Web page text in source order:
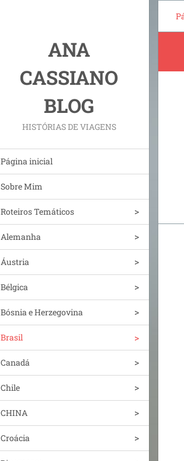
ANA
CASSIANO
BLOG
HISTÓRIAS DE VIAGENS
Página inicial
Sobre Mim
Roteiros Temáticos
Alemanha
Áustria
Bélgica
Bósnia e Herzegovina
Brasil
Canadá
Chile
CHINA
Croácia